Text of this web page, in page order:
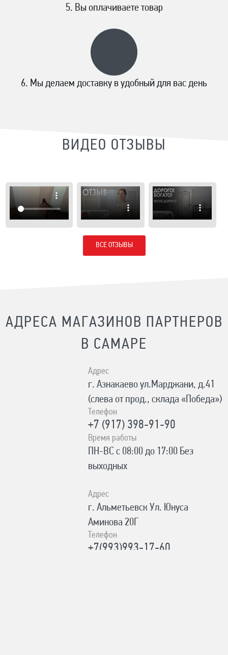
Вы оплачиваете товар
Мы делаем доставку в удобный для вас день
ВИДЕО ОТЗЫВЫ
ВСЕ ОТЗЫВЫ
АДРЕСА МАГАЗИНОВ ПАРТНЕРОВ
В САМАРЕ
Адрес
г. Азнакаево ул.Марджани, д.41
(слева от прод., склада «Победа»)
Телефон
+7 (917) 398-91-90
Время работы
ПН-ВС с 08:00 до 17:00 Без
выходных
Адрес
г. Альметьевск Ул. Юнуса
Аминова 20Г
Телефон
+7(993)993-17-60